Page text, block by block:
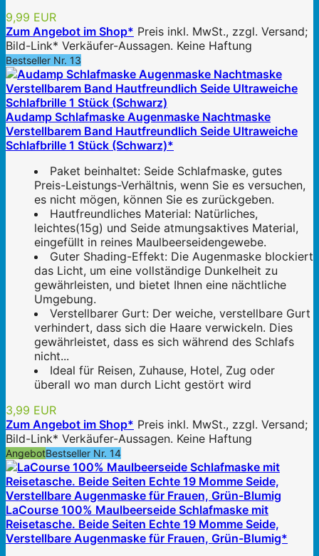
9,99 EUR
Zum Angebot im Shop* Preis inkl. MwSt., zzgl. Versand;
Bild-Link* Verkäufer-Aussagen. Keine Haftung
Bestseller Nr. 13
Audamp Schlafmaske Augenmaske Nachtmaske
Verstellbarem Band Hautfreundlich Seide Ultraweiche
Schlafbrille 1 Stück (Schwarz)*
Paket beinhaltet: Seide Schlafmaske, gutes
Preis-Leistungs-Verhältnis, wenn Sie es versuchen,
es nicht mögen, können Sie es zurückgeben.
Hautfreundliches Material: Natürliches,
leichtes(15g) und Seide atmungsaktives Material,
eingefüllt in reines Maulbeerseidengewebe.
Guter Shading-Effekt: Die Augenmaske blockiert
das Licht, um eine vollständige Dunkelheit zu
gewährleisten, und bietet Ihnen eine nächtliche
Umgebung.
Verstellbarer Gurt: Der weiche, verstellbare Gurt
verhindert, dass sich die Haare verwickeln. Dies
gewährleistet, dass es sich während des Schlafs
nicht...
Ideal für Reisen, Zuhause, Hotel, Zug oder
überall wo man durch Licht gestört wird
3,99 EUR
Zum Angebot im Shop* Preis inkl. MwSt., zzgl. Versand;
Bild-Link* Verkäufer-Aussagen. Keine Haftung
AngebotBestseller Nr. 14
LaCourse 100% Maulbeerseide Schlafmaske mit
Reisetasche. Beide Seiten Echte 19 Momme Seide,
Verstellbare Augenmaske für Frauen, Grün-Blumig*